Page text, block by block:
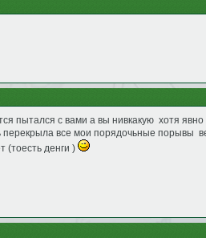
пытался с вами а вы нивкакую хотя
все мои порядочьные порывы
(тоесть денги )